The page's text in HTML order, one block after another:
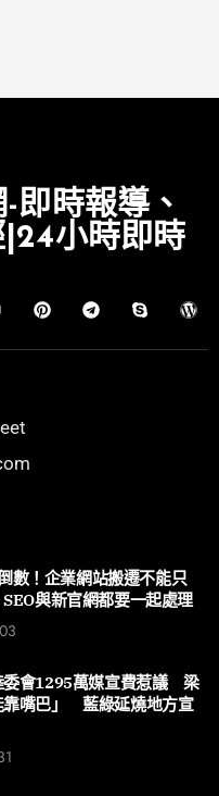
時報導、
小時即時
數！企業網站搬遷不能只
與新官網都要一起處理
委會1295萬媒宣費惹議 梁
靠嘴巴」 藍綠延燒地方宣